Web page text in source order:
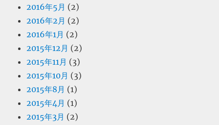
2016年5月 (2)
2016年2月 (2)
2016年1月 (2)
2015年12月 (2)
2015年11月 (3)
2015年10月 (3)
2015年8月 (1)
2015年4月 (1)
2015年3月 (2)